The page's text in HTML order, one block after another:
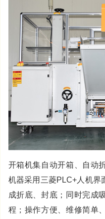
开箱机集自动开箱、自动
机器采用三菱PLC+人机界
成折底、封底；同时完成
程；操作方便、维修简单